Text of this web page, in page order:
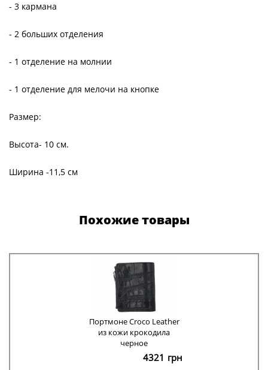
- 3 кармана
- 2 больших отделения
- 1 отделение на молнии
- 1 отделение для мелочи на кнопке
Размер:
Высота- 10 см.
Ширина -11,5 см
Похожие товары
Портмоне Croco Leather
из кожи крокодила
черное
4321 грн